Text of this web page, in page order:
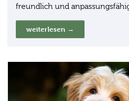
freundlich und
weiterlesen →